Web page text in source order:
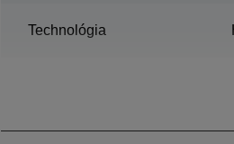
Technológia